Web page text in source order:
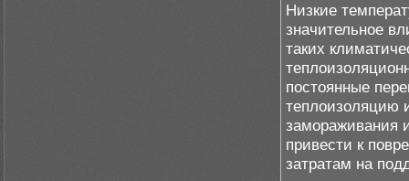
Низкие
значительное
таких
постоянные
теплоизоляцию
замораживания
привести к
затратам на